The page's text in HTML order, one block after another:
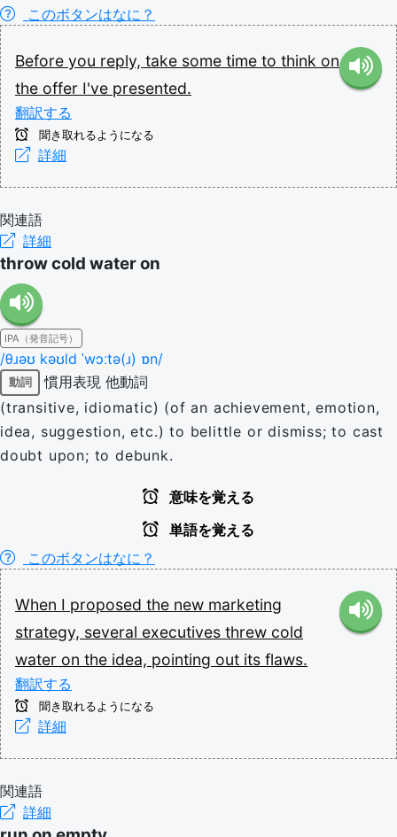
このボタンはなに？
Before you reply, take some time to think on
the offer I've presented.
翻訳する
聞き取れるようになる
詳細
関連語
詳細
throw cold water on
IPA（発音記号）
/θɹəʊ kəʊld ˈwɔːtə(ɹ) ɒn/
動詞 慣用表現 他動詞
(transitive, idiomatic) (of an achievement, emotion,
idea, suggestion, etc.) to belittle or dismiss; to cast
doubt upon; to debunk.
意味を覚える
単語を覚える
このボタンはなに？
When I proposed the new marketing
strategy, several executives threw cold
water on the idea, pointing out its flaws.
翻訳する
聞き取れるようになる
詳細
関連語
詳細